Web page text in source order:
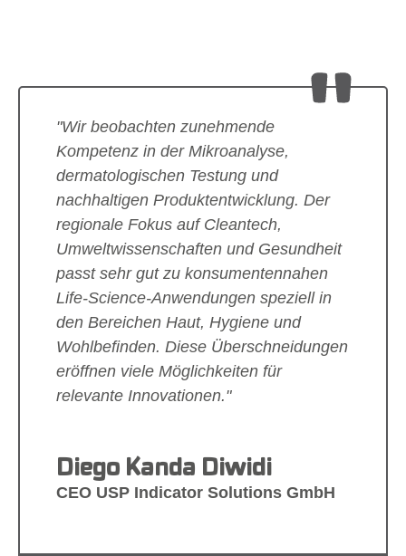
"Wir beobachten zunehmende
Kompetenz in der Mikroanalyse,
dermatologischen Testung und
nachhaltigen Produktentwicklung. Der
regionale Fokus auf Cleantech,
Umweltwissenschaften und Gesundheit
passt sehr gut zu konsumentennahen
Life-Science-Anwendungen speziell in
den Bereichen Haut, Hygiene und
Wohlbefinden. Diese Überschneidungen
eröffnen viele Möglichkeiten für
relevante Innovationen."
Diego Kanda Diwidi
CEO USP Indicator Solutions GmbH